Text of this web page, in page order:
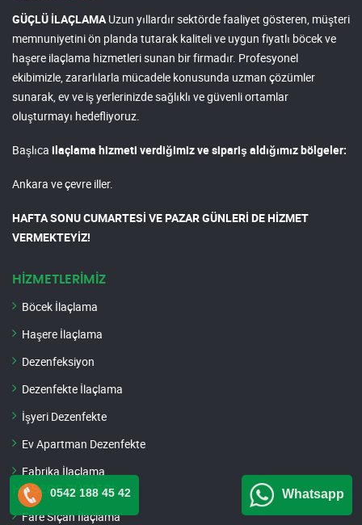
GÜÇLÜ İLAÇLAMAUzun yıllardır sektörde faaliyet gösteren, müşteri
memnuniyetini ön planda tutarak kaliteli ve uygun fiyatlı böcek ve
haşere ilaçlama hizmetleri sunan bir firmadır. Profesyonel
ekibimizle, zararlılarla mücadele konusunda uzman çözümler
sunarak, ev ve iş yerlerinizde sağlıklı ve güvenli ortamlar
oluşturmayı hedefliyoruz.
Başlıca ilaçlama hizmeti verdiğimiz ve sipariş aldığımız bölgeler:
Ankara ve çevre iller.
HAFTA SONU CUMARTESİ VE PAZAR GÜNLERİ DE HİZMET
VERMEKTEYİZ!
HİZMETLERİMİZ
Böcek İlaçlama
Haşere İlaçlama
Dezenfeksiyon
Dezenfekte İlaçlama
İşyeri Dezenfekte
Ev Apartman Dezenfekte
Fabrika İlaçlama
HAŞERE TÜRLERİ
Fare Sıçan İlaçlama
0542 188 45 42 Whatsapp